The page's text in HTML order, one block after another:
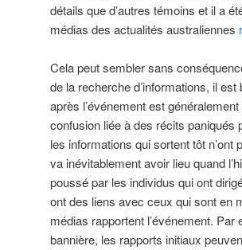
détails que d’autres témoins et il a
médias des actualités australiennes
Cela peut sembler sans
de la recherche d’informations, il
après l’événement est
confusion liée à des récits paniqués
les informations qui sortent tôt
va inévitablement avoir lieu quand
poussé par les individus qui ont
ont des liens avec ceux qui sont en
médias rapportent l’événement.
bannière, les rapports initiaux